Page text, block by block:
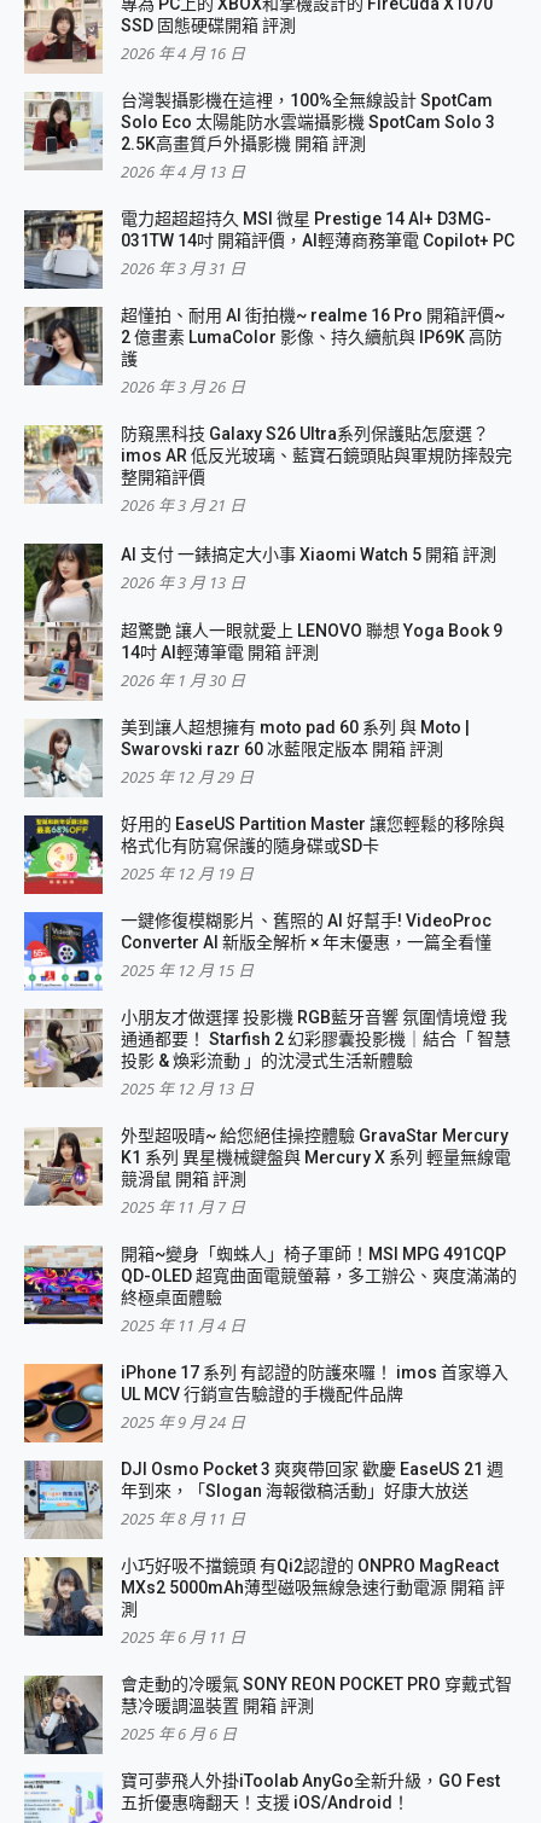
專為 PC上的 XBOX和掌機設計的 FireCuda X1070
SSD 固態硬碟開箱 評測
2026 年 4 月 16 日
台灣製攝影機在這裡，100%全無線設計 SpotCam
Solo Eco 太陽能防水雲端攝影機 SpotCam Solo 3
2.5K高畫質戶外攝影機 開箱 評測
2026 年 4 月 13 日
電力超超超持久 MSI 微星 Prestige 14 AI+ D3MG-
031TW 14吋 開箱評價，AI輕薄商務筆電 Copilot+ PC
2026 年 3 月 31 日
超懂拍、耐用 AI 街拍機~ realme 16 Pro 開箱評價~
2 億畫素 LumaColor 影像、持久續航與 IP69K 高防
護
2026 年 3 月 26 日
防窺黑科技 Galaxy S26 Ultra系列保護貼怎麼選？
imos AR 低反光玻璃、藍寶石鏡頭貼與軍規防摔殼完
整開箱評價
2026 年 3 月 21 日
AI 支付 一錶搞定大小事 Xiaomi Watch 5 開箱 評測
2026 年 3 月 13 日
超驚艷 讓人一眼就愛上 LENOVO 聯想 Yoga Book 9
14吋 AI輕薄筆電 開箱 評測
2026 年 1 月 30 日
美到讓人超想擁有 moto pad 60 系列 與 Moto |
Swarovski razr 60 冰藍限定版本 開箱 評測
2025 年 12 月 29 日
好用的 EaseUS Partition Master 讓您輕鬆的移除與
格式化有防寫保護的隨身碟或SD卡
2025 年 12 月 19 日
一鍵修復模糊影片、舊照的 AI 好幫手! VideoProc
Converter AI 新版全解析 × 年末優惠，一篇全看懂
2025 年 12 月 15 日
小朋友才做選擇 投影機 RGB藍牙音響 氛圍情境燈 我
通通都要！ Starfish 2 幻彩膠囊投影機｜結合「 智慧
投影 & 煥彩流動 」的沈浸式生活新體驗
2025 年 12 月 13 日
外型超吸晴~ 給您絕佳操控體驗 GravaStar Mercury
K1 系列 異星機械鍵盤與 Mercury X 系列 輕量無線電
競滑鼠 開箱 評測
2025 年 11 月 7 日
開箱~變身「蜘蛛人」椅子軍師！MSI MPG 491CQP
QD-OLED 超寬曲面電競螢幕，多工辦公、爽度滿滿的
終極桌面體驗
2025 年 11 月 4 日
iPhone 17 系列 有認證的防護來囉！ imos 首家導入
UL MCV 行銷宣告驗證的手機配件品牌
2025 年 9 月 24 日
DJI Osmo Pocket 3 爽爽帶回家 歡慶 EaseUS 21 週
年到來，「Slogan 海報徵稿活動」好康大放送
2025 年 8 月 11 日
小巧好吸不擋鏡頭 有Qi2認證的 ONPRO MagReact
MXs2 5000mAh薄型磁吸無線急速行動電源 開箱 評
測
2025 年 6 月 11 日
會走動的冷暖氣 SONY REON POCKET PRO 穿戴式智
慧冷暖調溫裝置 開箱 評測
2025 年 6 月 6 日
寶可夢飛人外掛iToolab AnyGo全新升級，GO Fest
五折優惠嗨翻天！支援 iOS/Android！